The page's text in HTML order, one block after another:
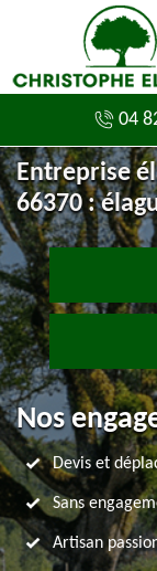
04
Entreprise
66370 :
Nos
Devis et
Sans
Artisan